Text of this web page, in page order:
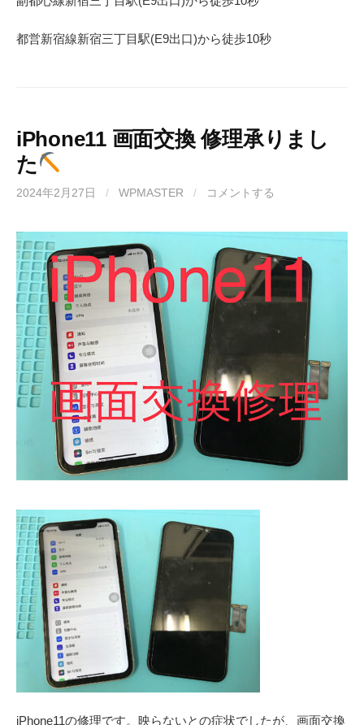
都営新宿線新宿三丁目駅(E9出口)から徒歩10秒
iPhone11 画面交換 修理承りまし
た
2024年2月27日 / WPMASTER / コメントする
iPhone11の修理です。映らないとの症状でしたが、画面交換